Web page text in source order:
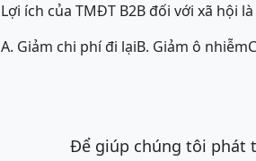
Lợi ích của TMĐT B2B đối với xã hội là
A. Giảm chi phí đi lạiB. Giảm ô nhiễm
Để giúp chúng tôi phát